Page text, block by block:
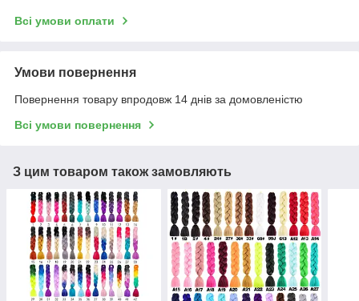
Всі умови оплати
Умови повернення
Повернення товару впродовж 14 днів за домовленістю
Всі умови повернення
З цим товаром також замовляють